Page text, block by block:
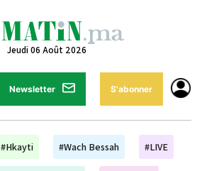
Jeudi 06 Août 2026
Newsletter S'abonner
#Hkayti #Wach Bessah #LIVE